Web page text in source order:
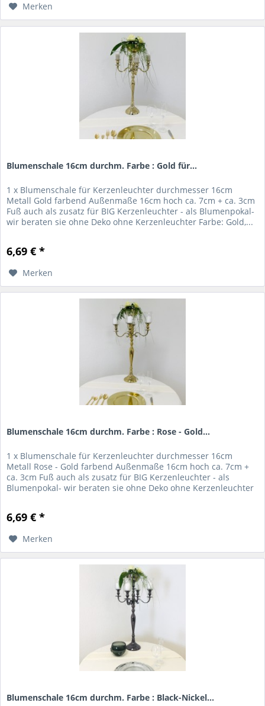
Merken
Blumenschale 16cm durchm. Farbe : Gold für...
1 x Blumenschale für Kerzenleuchter durchmesser 16cm
Metall Gold farbend Außenmaße 16cm hoch ca. 7cm + ca. 3cm
Fuß auch als zusatz für BIG Kerzenleuchter - als Blumenpokal-
wir beraten sie ohne Deko ohne Kerzenleuchter Farbe: Gold,...
6,69 € *
Merken
Blumenschale 16cm durchm. Farbe : Rose - Gold...
1 x Blumenschale für Kerzenleuchter durchmesser 16cm
Metall Rose - Gold farbend Außenmaße 16cm hoch ca. 7cm +
ca. 3cm Fuß auch als zusatz für BIG Kerzenleuchter - als
Blumenpokal- wir beraten sie ohne Deko ohne Kerzenleuchter
6,69 € *
Merken
Blumenschale 16cm durchm. Farbe : Black-Nickel...